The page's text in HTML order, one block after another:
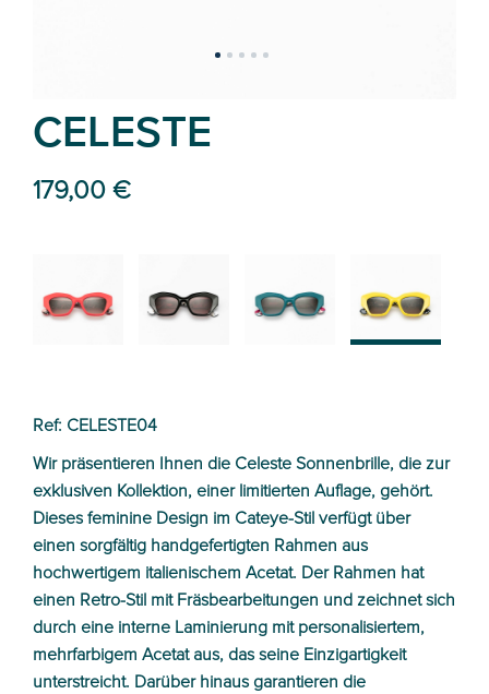
CELESTE
179,00 €
Ref: CELESTE04
Wir präsentieren Ihnen die Celeste Sonnenbrille, die zur
exklusiven Kollektion, einer limitierten Auflage, gehört.
Dieses feminine Design im Cateye-Stil verfügt über
einen sorgfältig handgefertigten Rahmen aus
hochwertigem italienischem Acetat. Der Rahmen hat
einen Retro-Stil mit Fräsbearbeitungen und zeichnet sich
durch eine interne Laminierung mit personalisiertem,
mehrfarbigem Acetat aus, das seine Einzigartigkeit
unterstreicht. Darüber hinaus garantieren die